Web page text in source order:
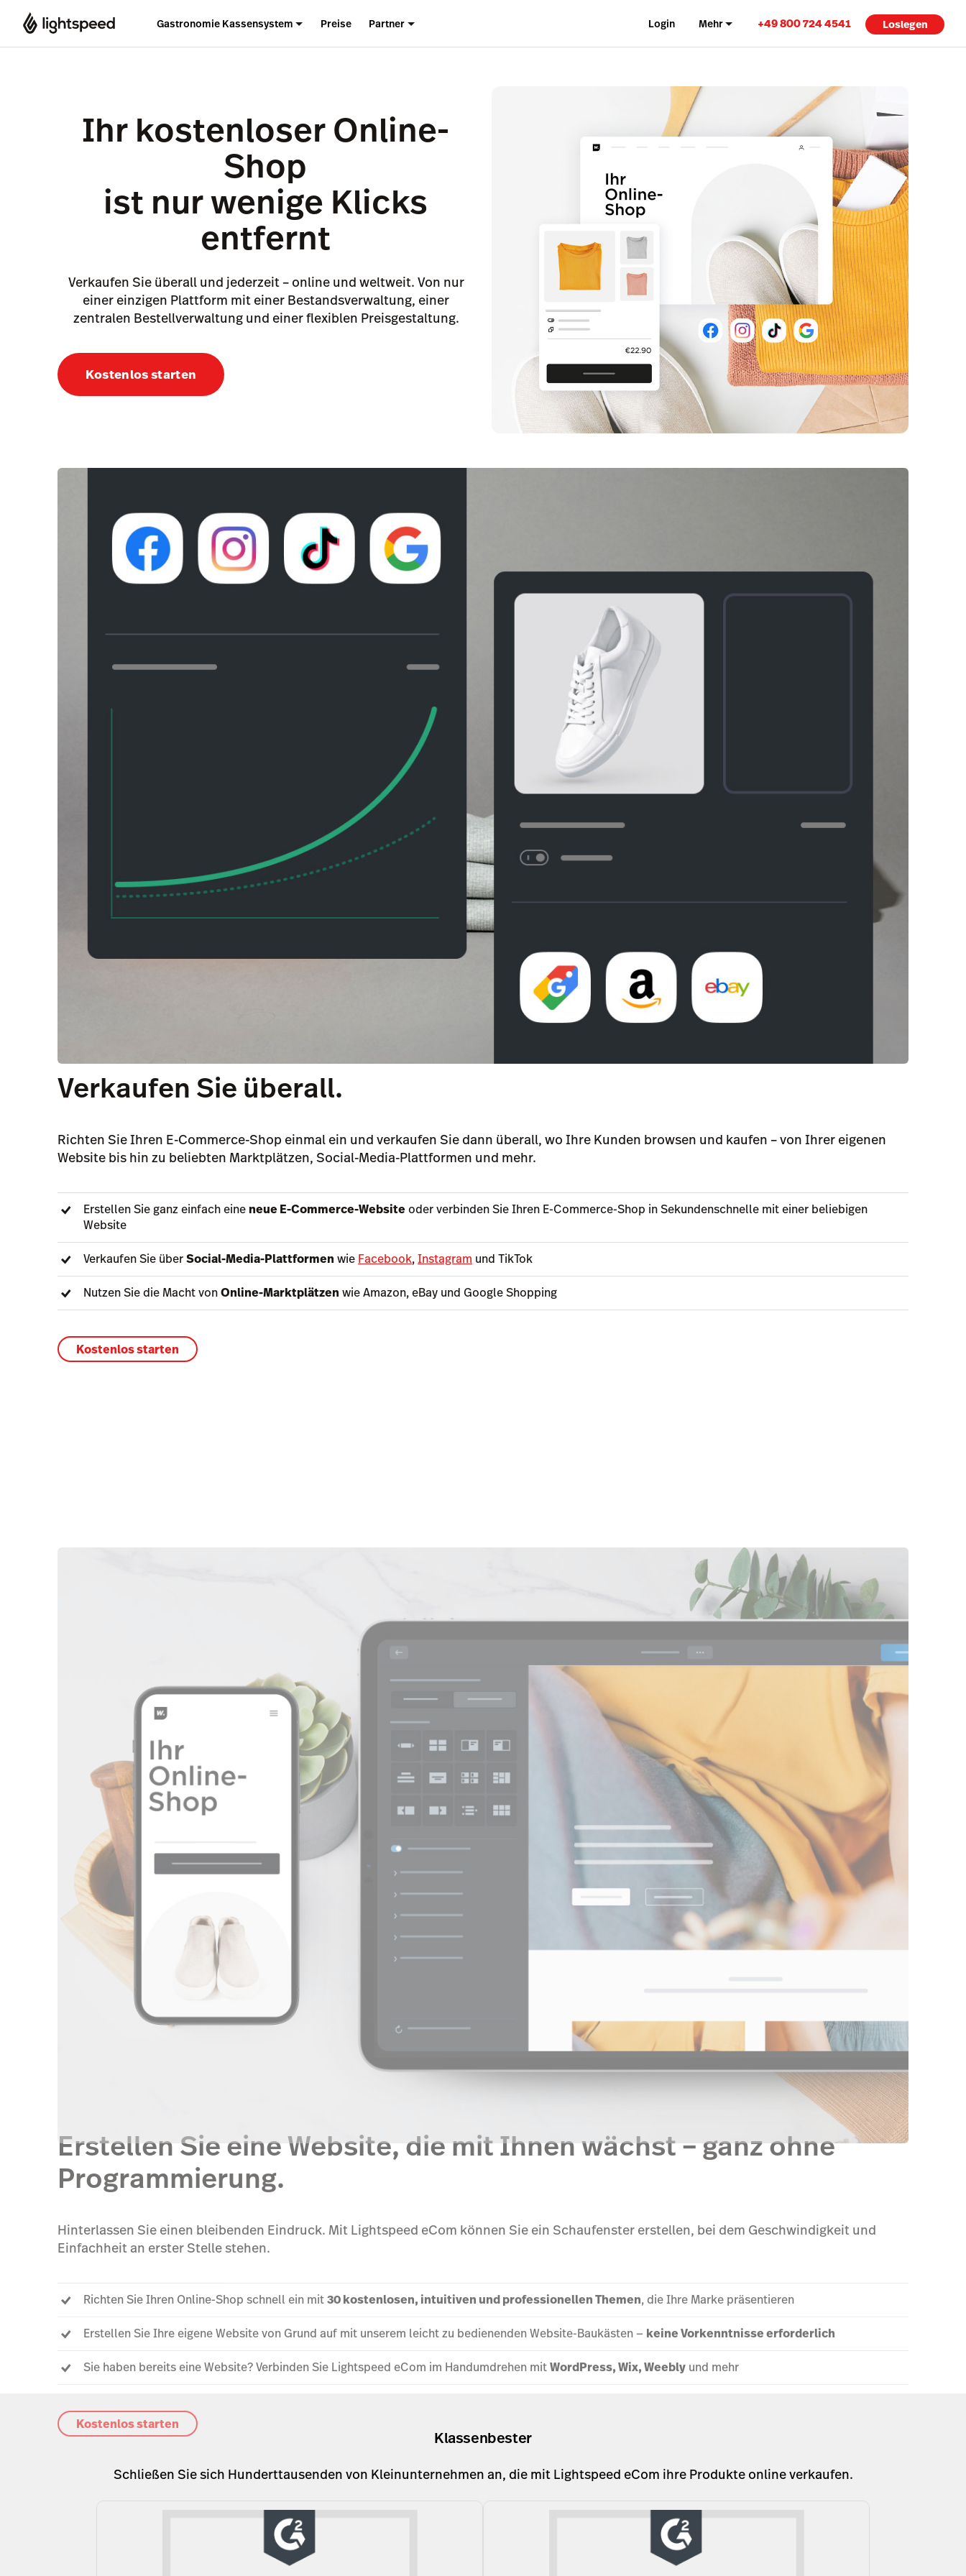
Gastronomie Kassensystem Preise Partner Login Mehr +49 800 724 4541 Loslegen
Ihr kostenloser Online-
Shop
ist nur wenige Klicks
entfernt
Verkaufen Sie überall und jederzeit – online und weltweit. Von nur
einer einzigen Plattform mit einer Bestandsverwaltung, einer
zentralen Bestellverwaltung und einer flexiblen Preisgestaltung.
Kostenlos starten
Verkaufen Sie überall.
Richten Sie Ihren E-Commerce-Shop einmal ein und verkaufen Sie dann überall, wo Ihre Kunden browsen und kaufen – von Ihrer eigenen
Website bis hin zu beliebten Marktplätzen, Social-Media-Plattformen und mehr.
Erstellen Sie ganz einfach eine neue E-Commerce-Websiteoder verbinden Sie Ihren E-Commerce-Shop in Sekundenschnelle mit einer beliebigen
Website
Verkaufen Sie überSocial-Media-Plattformen wie Facebook,Instagram und TikTok
Nutzen Sie die Macht vonOnline-Marktplätzen wie Amazon, eBay und Google Shopping
Kostenlos starten
Erstellen Sie eine Website, die mit Ihnen wächst – ganz ohne
Programmierung.
Hinterlassen Sie einen bleibenden Eindruck. Mit Lightspeed eCom können Sie ein Schaufenster erstellen, bei dem Geschwindigkeit und
Einfachheit an erster Stelle stehen.
Richten Sie Ihren Online-Shop schnell ein mit30 kostenlosen, intuitiven und professionellen Themen, die Ihre Marke präsentieren
Erstellen Sie Ihre eigene Website von Grund auf mit unserem leicht zu bedienenden Website-Baukästen — keine Vorkenntnisse erforderlich
Sie haben bereits eine Website? Verbinden Sie Lightspeed eCom im Handumdrehen mitWordPress, Wix, Weebly und mehr
Kostenlos starten
Klassenbester
Schließen Sie sich Hunderttausenden von Kleinunternehmen an, die mit Lightspeed eCom ihre Produkte online verkaufen.